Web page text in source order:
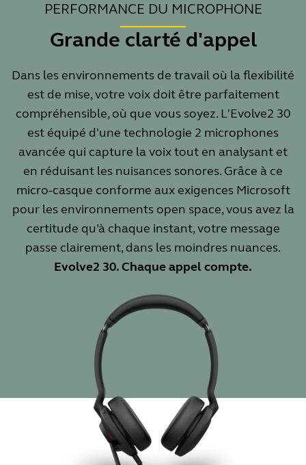
PERFORMANCE DU MICROPHONE
Grande clarté d'appel
Dans les environnements de travail où la flexibilité
est de mise, votre voix doit être parfaitement
compréhensible, où que vous soyez. L'Evolve2 30
est équipé d'une technologie 2 microphones
avancée qui capture la voix tout en analysant et
en réduisant les nuisances sonores. Grâce à ce
micro-casque conforme aux exigences Microsoft
pour les environnements open space, vous avez la
certitude qu’à chaque instant, votre message
passe clairement, dans les moindres nuances.
Evolve2 30. Chaque appel compte.